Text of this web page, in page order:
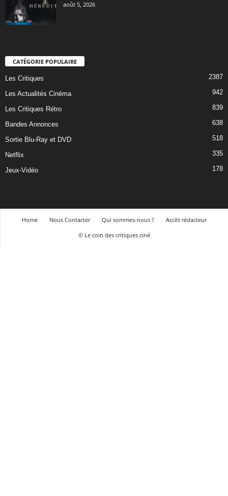
août 5, 2026
CATÉGORIE POPULAIRE
Les Critiques 2387
Les Actualités Cinéma 942
Les Critiques Rétro 839
Bandes Annonces 638
Sortie Blu-Ray et DVD 518
Netflix 335
Jeux-Vidéo 178
Home Nous Contacter Qui sommes-nous ?
Accès rédacteur
© Le coin des critiques ciné